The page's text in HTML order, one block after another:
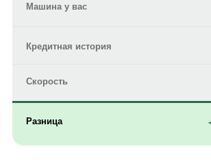
Машина у вас
Кредитная история
Скорость
Разница
Машина у вас
Кредитная история
Скорость
Разница